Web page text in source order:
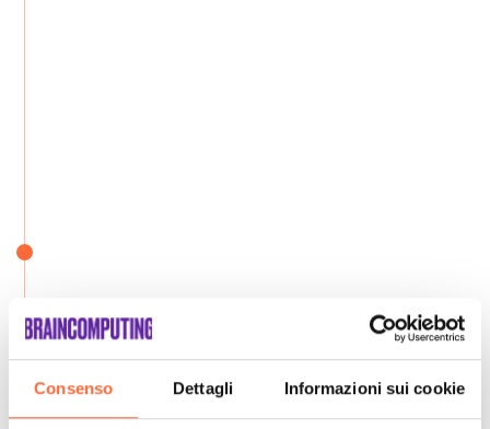
Consenso Dettagli Informazioni sui cookie